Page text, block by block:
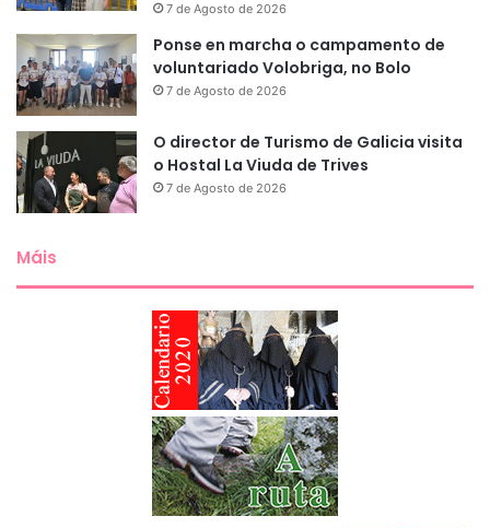
7 de Agosto de 2026
Ponse en marcha o campamento de
voluntariado Volobriga, no Bolo
7 de Agosto de 2026
O director de Turismo de Galicia visita
o Hostal La Viuda de Trives
7 de Agosto de 2026
Máis